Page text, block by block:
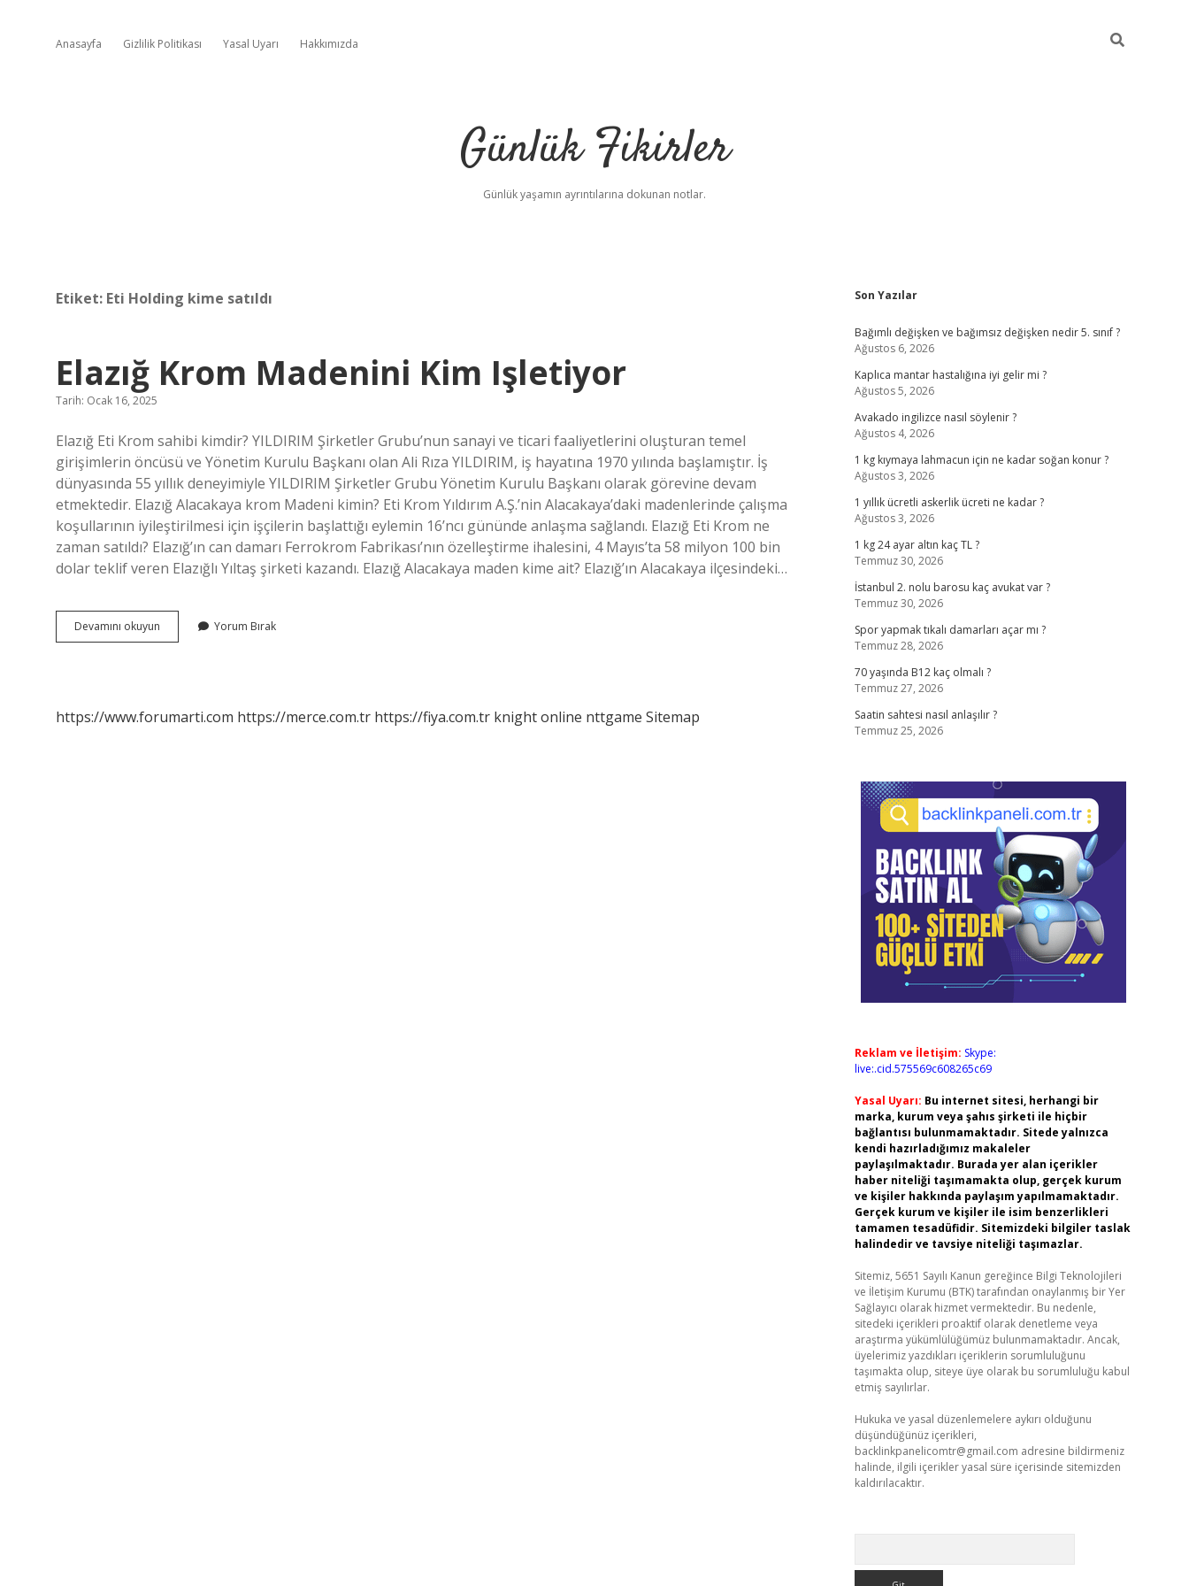
Anasayfa Gizlilik Politikası Yasal Uyarı Hakkımızda
Günlük Fikirler
Günlük yaşamın ayrıntılarına dokunan notlar.
Etiket: Eti Holding kime satıldı
Elazığ Krom Madenini Kim Işletiyor
Tarih: Ocak 16, 2025
Elazığ Eti Krom sahibi kimdir? YILDIRIM Şirketler Grubu’nun sanayi ve ticari faaliyetlerini oluşturan temel
girişimlerin öncüsü ve Yönetim Kurulu Başkanı olan Ali Rıza YILDIRIM, iş hayatına 1970 yılında başlamıştır. İş
dünyasında 55 yıllık deneyimiyle YILDIRIM Şirketler Grubu Yönetim Kurulu Başkanı olarak görevine devam
etmektedir. Elazığ Alacakaya krom Madeni kimin? Eti Krom Yıldırım A.Ş.’nin Alacakaya’daki madenlerinde çalışma
koşullarının iyileştirilmesi için işçilerin başlattığı eylemin 16’ncı gününde anlaşma sağlandı. Elazığ Eti Krom ne
zaman satıldı? Elazığ’ın can damarı Ferrokrom Fabrikası’nın özelleştirme ihalesini, 4 Mayıs’ta 58 milyon 100 bin
dolar teklif veren Elazığlı Yıltaş şirketi kazandı. Elazığ Alacakaya maden kime ait? Elazığ’ın Alacakaya ilçesindeki…
Devamını okuyun
Krom
Yorum Bırak
https://www.forumarti.com https://merce.com.tr https://fiya.com.tr knight online nttgame Sitemap
Sidebar
Son Yazılar
Bağımlı değişken ve bağımsız değişken nedir 5. sınıf ?
Ağustos 6, 2026
Kaplıca mantar hastalığına iyi gelir mi ?
Ağustos 5, 2026
Avakado ingilizce nasıl söylenir ?
Ağustos 4, 2026
1 kg kıymaya lahmacun için ne kadar soğan konur ?
Ağustos 3, 2026
1 yıllık ücretli askerlik ücreti ne kadar ?
Ağustos 3, 2026
1 kg 24 ayar altın kaç TL ?
Temmuz 30, 2026
İstanbul 2. nolu barosu kaç avukat var ?
Temmuz 30, 2026
Spor yapmak tıkalı damarları açar mı ?
Temmuz 28, 2026
70 yaşında B12 kaç olmalı ?
Temmuz 27, 2026
Saatin sahtesi nasıl anlaşılır ?
Temmuz 25, 2026
Reklam ve İletişim: Skype:
live:.cid.575569c608265c69
Yasal Uyarı: Bu internet sitesi, herhangi bir
marka, kurum veya şahıs şirketi ile hiçbir
bağlantısı bulunmamaktadır. Sitede yalnızca
kendi hazırladığımız makaleler
paylaşılmaktadır. Burada yer alan içerikler
haber niteliği taşımamakta olup, gerçek kurum
ve kişiler hakkında paylaşım yapılmamaktadır.
Gerçek kurum ve kişiler ile isim benzerlikleri
tamamen tesadüfidir. Sitemizdeki bilgiler taslak
halindedir ve tavsiye niteliği taşımazlar.
Sitemiz, 5651 Sayılı Kanun gereğince Bilgi Teknolojileri
ve İletişim Kurumu (BTK) tarafından onaylanmış bir Yer
Sağlayıcı olarak hizmet vermektedir. Bu nedenle,
sitedeki içerikleri proaktif olarak denetleme veya
araştırma yükümlülüğümüz bulunmamaktadır. Ancak,
üyelerimiz yazdıkları içeriklerin sorumluluğunu
taşımakta olup, siteye üye olarak bu sorumluluğu kabul
etmiş sayılırlar.
Hukuka ve yasal düzenlemelere aykırı olduğunu
düşündüğünüz içerikleri,
backlinkpanelicomtr@gmail.com adresine bildirmeniz
halinde, ilgili içerikler yasal süre içerisinde sitemizden
kaldırılacaktır.